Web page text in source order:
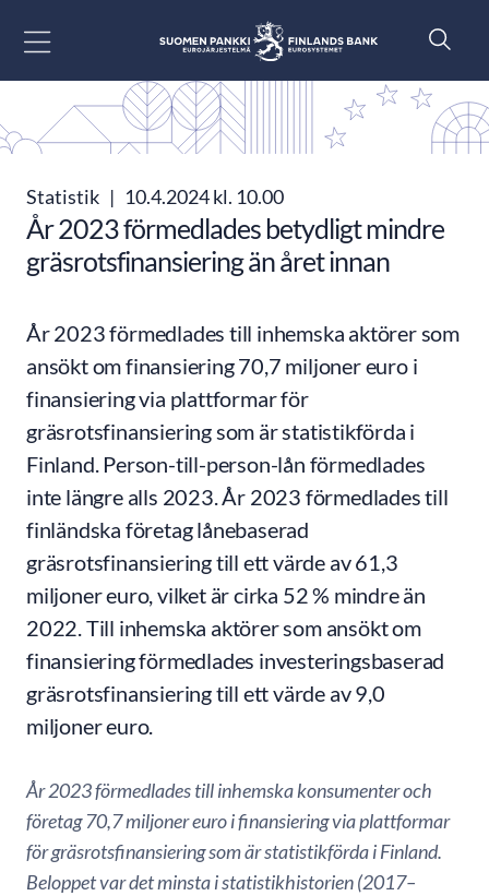
Statistik | 10.4.2024 kl. 10.00
År 2023 förmedlades betydligt mindre
gräsrotsfinansiering än året innan
År 2023 förmedlades till inhemska aktörer som
ansökt om finansiering 70,7 miljoner euro i
finansiering via plattformar för
gräsrotsfinansiering som är statistikförda i
Finland. Person-till-person-lån förmedlades
inte längre alls 2023. År 2023 förmedlades till
finländska företag lånebaserad
gräsrotsfinansiering till ett värde av 61,3
miljoner euro, vilket är cirka 52 % mindre än
2022. Till inhemska aktörer som ansökt om
finansiering förmedlades investeringsbaserad
gräsrotsfinansiering till ett värde av 9,0
miljoner euro.
År 2023 förmedlades till inhemska konsumenter och
företag 70,7 miljoner euro i finansiering via plattformar
för gräsrotsfinansiering som är statistikförda i Finland.
Beloppet var det minsta i statistikhistorien (2017–